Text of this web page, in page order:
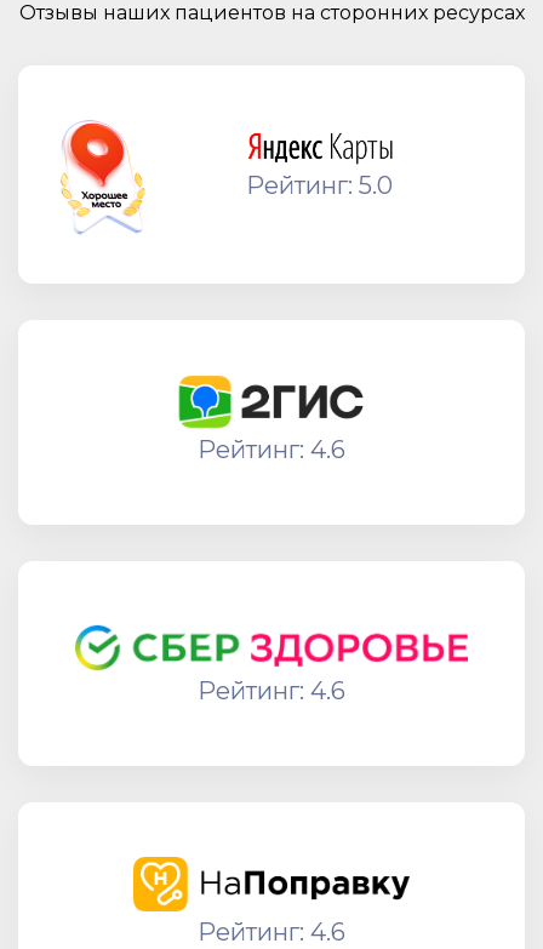
Отзывы наших пациентов на сторонних ресурсах
Рейтинг: 5.0
Рейтинг: 4.6
Рейтинг: 4.6
Рейтинг: 4.6